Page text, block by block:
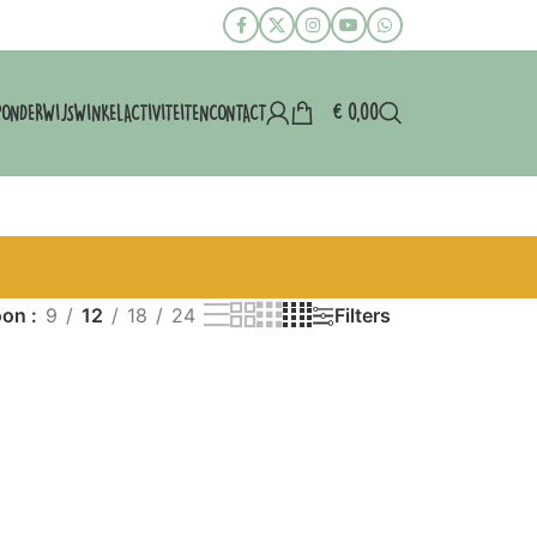
ONDERWIJSWINKELACTIVITEITENCONTACT €0,00
9 12 18 24 Filters